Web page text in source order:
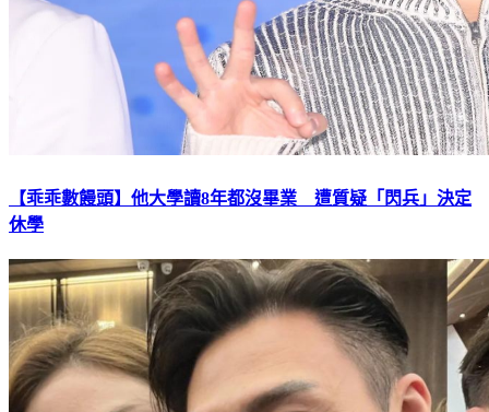
【乖乖數饅頭】他大學讀8年都沒畢業 遭質疑「閃兵」決定
休學